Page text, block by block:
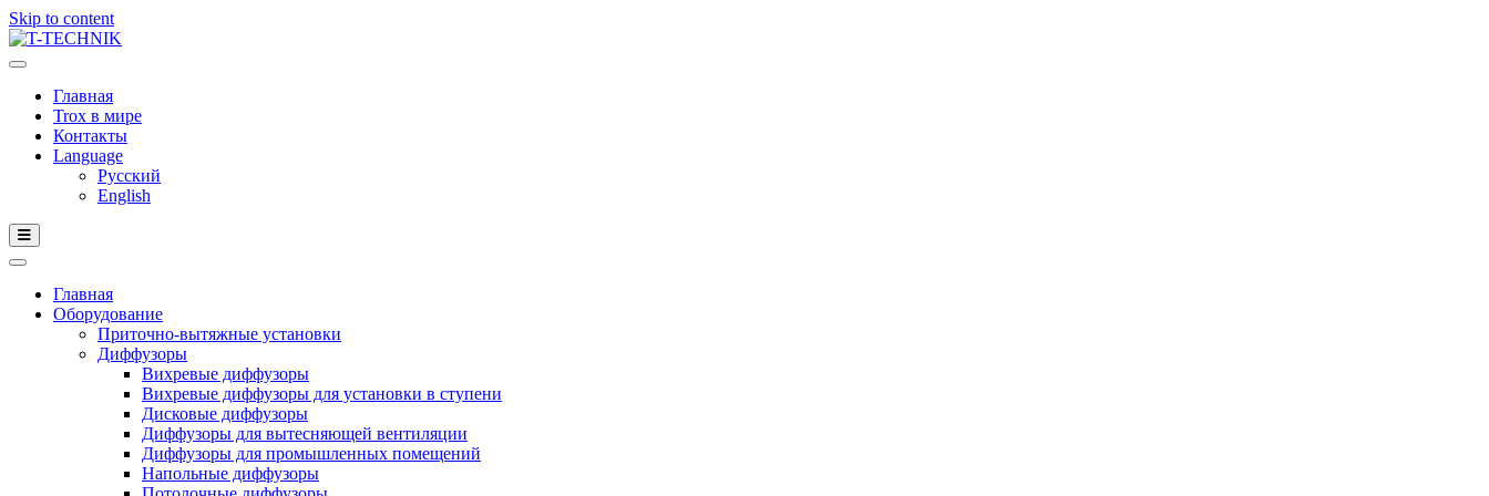
Skip to content
Главная
Trox в мире
Контакты
Language
Русский
English
Главная
Оборудование
Приточно-вытяжные установки
Диффузоры
Вихревые диффузоры
Вихревые диффузоры для установки в ступени
Дисковые диффузоры
Диффузоры для вытесняющей вентиляции
Диффузоры для промышленных помещений
Напольные диффузоры